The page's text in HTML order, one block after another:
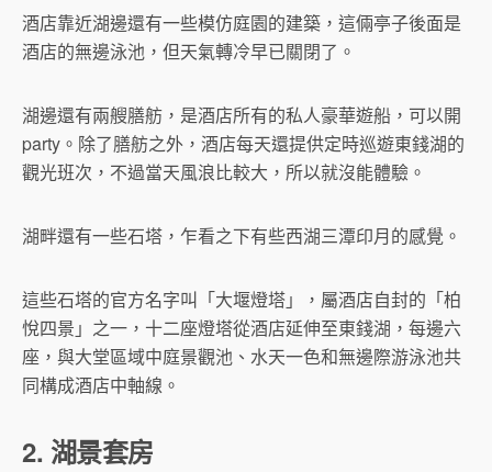
酒店靠近湖邊還有一些模仿庭園的建築，這倆亭子後面是
酒店的無邊泳池，但天氣轉冷早已關閉了。
湖邊還有兩艘膳舫，是酒店所有的私人豪華遊船，可以開
party。除了膳舫之外，酒店每天還提供定時巡遊東錢湖的
觀光班次，不過當天風浪比較大，所以就沒能體驗。
湖畔還有一些石塔，乍看之下有些西湖三潭印月的感覺。
這些石塔的官方名字叫「大堰燈塔」，屬酒店自封的「柏
悅四景」之一，十二座燈塔從酒店延伸至東錢湖，每邊六
座，與大堂區域中庭景觀池、水天一色和無邊際游泳池共
同構成酒店中軸線。
2. 湖景套房